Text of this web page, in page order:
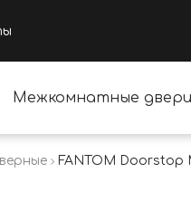
Межкомнатные двери
FANTOM